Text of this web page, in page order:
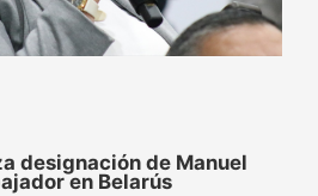
designación de Manuel
en Belarús